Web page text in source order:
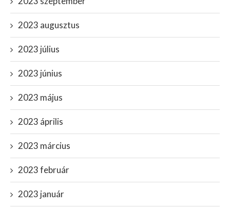
2023 augusztus
2023 július
2023 június
2023 május
2023 április
2023 március
2023 február
2023 január